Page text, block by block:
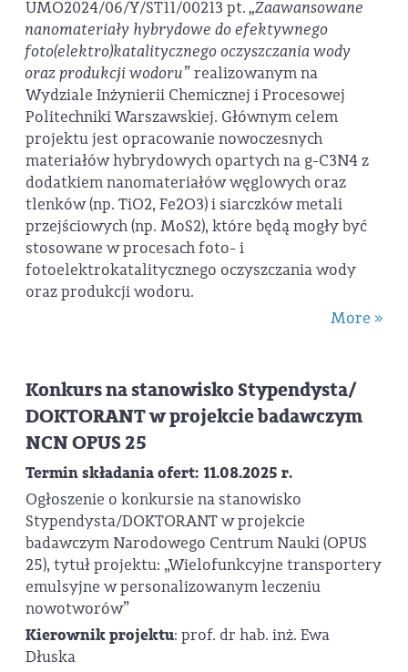
UMO2024/06/Y/ST11/00213 pt.„Zaawansowane
nanomateriały hybrydowe do efektywnego
foto(elektro)katalitycznego oczyszczania wody
oraz produkcji wodoru”realizowanym na
Wydziale Inżynierii Chemicznej i Procesowej
Politechniki Warszawskiej. Głównym celem
projektu jest opracowanie nowoczesnych
materiałów hybrydowych opartych na g-C3N4 z
dodatkiem nanomateriałów węglowych oraz
tlenków (np. TiO2, Fe2O3) i siarczków metali
przejściowych (np. MoS2), które będą mogły być
stosowane w procesach foto- i
fotoelektrokatalitycznego oczyszczania wody
oraz produkcji wodoru.
More »
Konkurs na stanowisko Stypendysta/
DOKTORANT w projekcie badawczym
NCN OPUS 25
Termin składania ofert: 11.08.2025 r.
Ogłoszenie o konkursie na stanowisko
Stypendysta/DOKTORANT w projekcie
badawczym Narodowego Centrum Nauki (OPUS
25), tytuł projektu: „Wielofunkcyjne transportery
emulsyjne w personalizowanym leczeniu
nowotworów”
Kierownik projektu: prof. dr hab. inż. Ewa
Dłuska